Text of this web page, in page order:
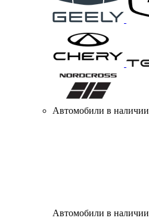
Автомобили в наличии
Автомобили в наличии